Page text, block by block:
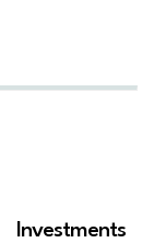
Investments